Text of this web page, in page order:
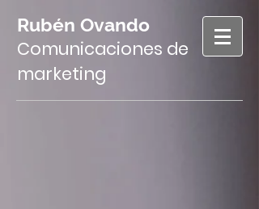
Rubén Ovando
Comunicaciones de
marketing